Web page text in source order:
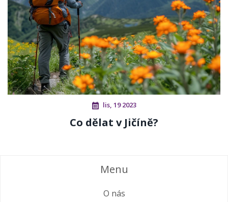
lis, 19 2023
Co dělat v Jičíně?
Menu
O nás